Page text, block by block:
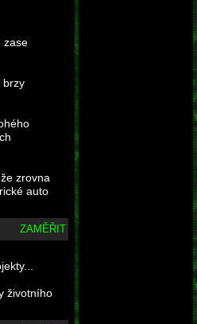
zase
brzy
zrovna
auto
ZAMĚŘIT
životního